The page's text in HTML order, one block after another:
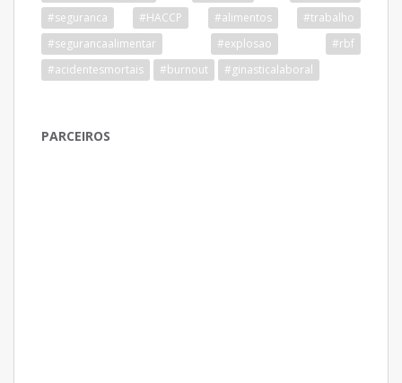
#seguranca
#HACCP #alimentos
#trabalho
#segurancaalimentar
#explosao
#rbf
#acidentesmortais
#burnout #ginasticalaboral
PARCEIROS